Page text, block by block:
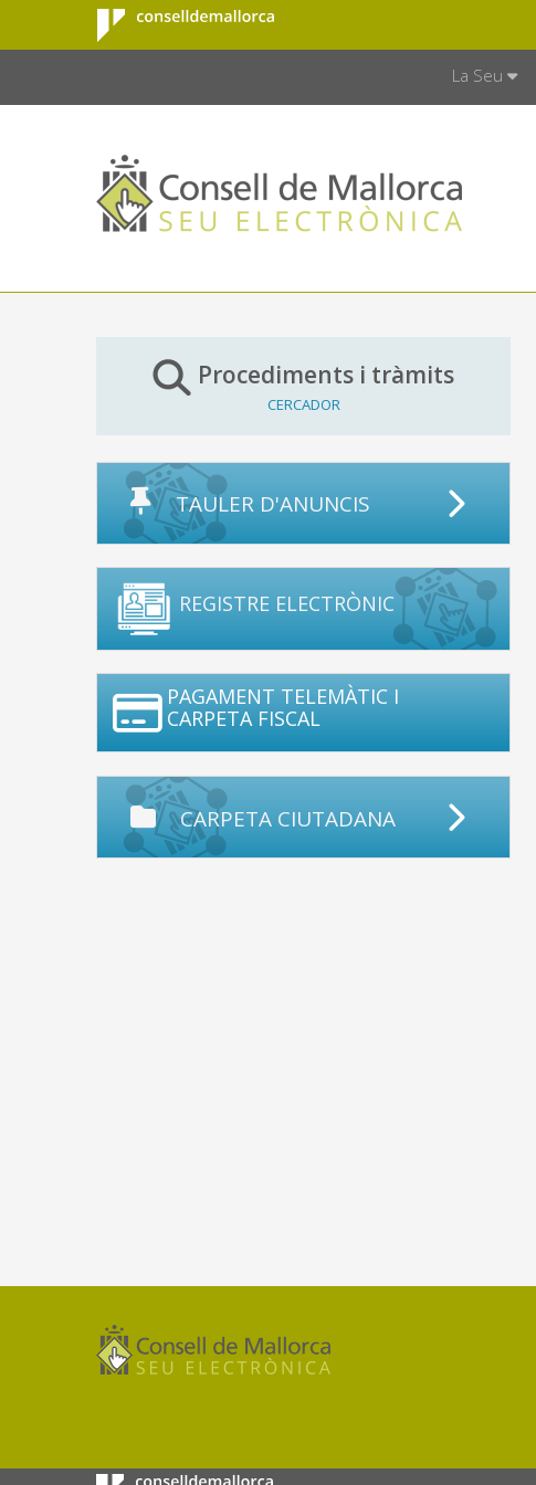
Salta al contingut principal
Consell de
Mallorca
La Seu
Procediments i tràmits
CERCADOR
TAULER D'ANUNCIS
REGISTRE ELECTRÒNIC
PAGAMENT TELEMÀTIC I
CARPETA FISCAL
CARPETA CIUTADANA